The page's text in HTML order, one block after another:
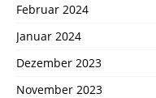
Februar 2024
Januar 2024
Dezember 2023
November 2023